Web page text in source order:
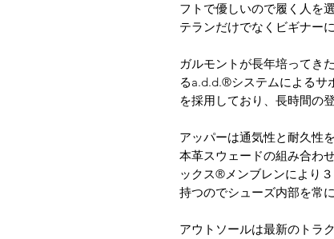
フトで優しいので履く人を
テランだけでなくビギナー
ガルモントが長年培ってき
るa.d.d.®システムによるサ
を採用しており、長時間の
アッパーは通気性と耐久性
本革スウェードの組み合わ
ックス®メンブレンにより
持つのでシューズ内部を常
アウトソールは最新のトラ